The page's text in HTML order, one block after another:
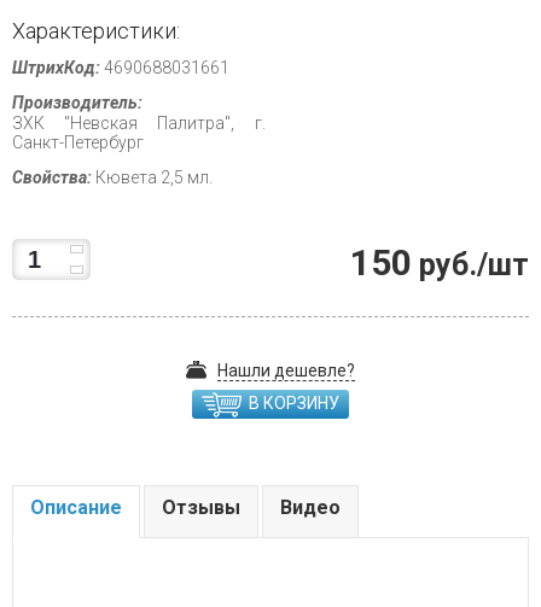
Характеристики:
ШтрихКод:4690688031661
Производитель:
ЗХК "Невская Палитра", г.
Санкт-Петербург
Свойства: Кювета 2,5 мл.
150 руб./шт
Нашли дешевле?
В КОРЗИНУ
Описание Отзывы Видео